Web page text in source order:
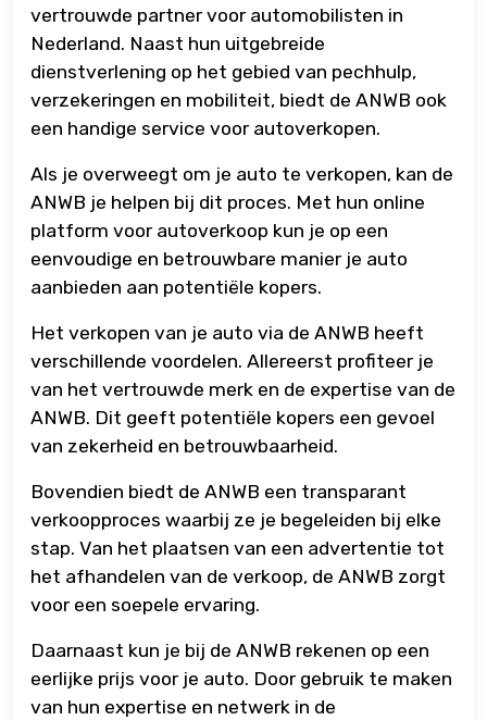
vertrouwde partner voor automobilisten in
Nederland. Naast hun uitgebreide
dienstverlening op het gebied van pechhulp,
verzekeringen en mobiliteit, biedt de ANWB ook
een handige service voor autoverkopen.
Als je overweegt om je auto te verkopen, kan de
ANWB je helpen bij dit proces. Met hun online
platform voor autoverkoop kun je op een
eenvoudige en betrouwbare manier je auto
aanbieden aan potentiële kopers.
Het verkopen van je auto via de ANWB heeft
verschillende voordelen. Allereerst profiteer je
van het vertrouwde merk en de expertise van de
ANWB. Dit geeft potentiële kopers een gevoel
van zekerheid en betrouwbaarheid.
Bovendien biedt de ANWB een transparant
verkoopproces waarbij ze je begeleiden bij elke
stap. Van het plaatsen van een advertentie tot
het afhandelen van de verkoop, de ANWB zorgt
voor een soepele ervaring.
Daarnaast kun je bij de ANWB rekenen op een
eerlijke prijs voor je auto. Door gebruik te maken
van hun expertise en netwerk in de